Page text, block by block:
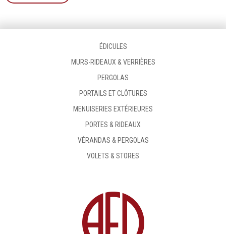
ÉDICULES
MURS-RIDEAUX & VERRIÈRES
PERGOLAS
PORTAILS ET CLÔTURES
MENUISERIES EXTÉRIEURES
PORTES & RIDEAUX
VÉRANDAS & PERGOLAS
VOLETS & STORES